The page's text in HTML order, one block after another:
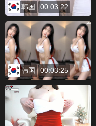
韩国 00:03:22
韩国 00:03:25